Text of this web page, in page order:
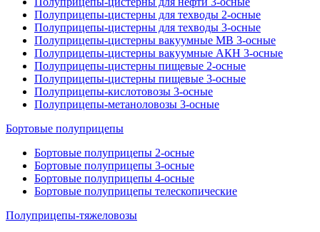
Полуприцепы-цистерны для техводы 2-осные
Полуприцепы-цистерны для техводы 3-осные
Полуприцепы-цистерны вакуумные МВ 3-осные
Полуприцепы-цистерны вакуумные АКН 3-осные
Полуприцепы-цистерны пищевые 2-осные
Полуприцепы-цистерны пищевые 3-осные
Полуприцепы-кислотовозы 3-осные
Полуприцепы-метаноловозы 3-осные
Бортовые полуприцепы
Бортовые полуприцепы 2-осные
Бортовые полуприцепы 3-осные
Бортовые полуприцепы 4-осные
Бортовые полуприцепы телескопические
Полуприцепы-тяжеловозы